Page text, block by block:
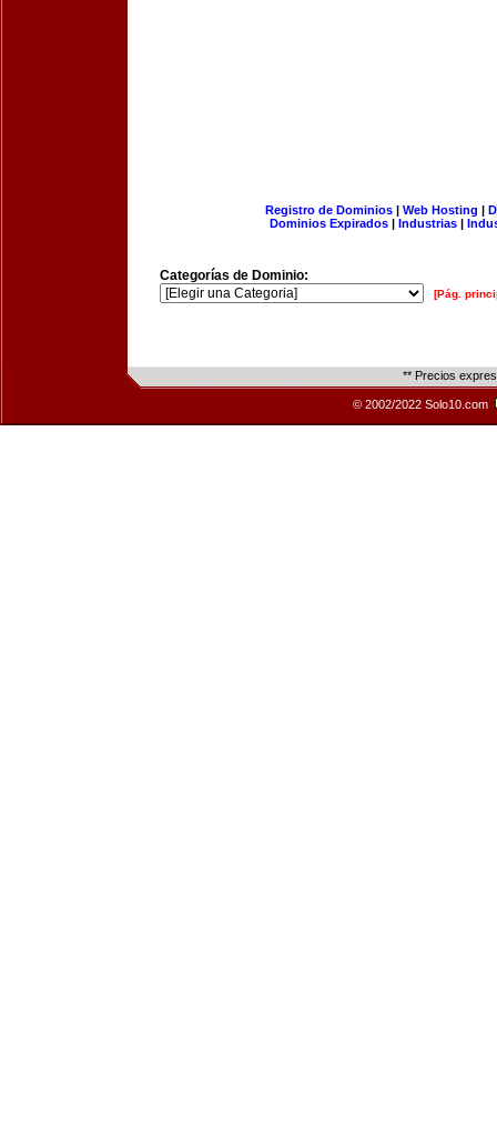
Registro de Dominios| Web Hosting |
Dominios Expirados | Industrias |
Categorías de Dominio:
[Pág.
** Precios
© 2002/2022 Solo10.com